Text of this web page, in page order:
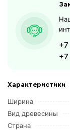
Характеристики
Ширина
Вид древесины
Страна